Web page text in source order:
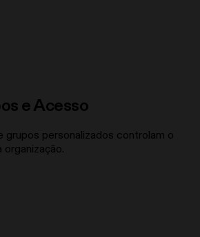
e Acesso
grupos personalizados controlam o